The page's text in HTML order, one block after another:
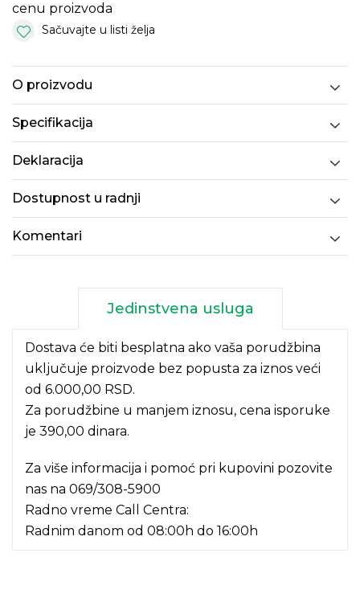
cenu proizvoda
Sačuvajte u listi želja
O proizvodu
Specifikacija
Deklaracija
Dostupnost u radnji
Komentari
Jedinstvena usluga
Dostava će biti besplatna ako vaša porudžbina
uključuje proizvode bez popusta za iznos veći
od 6.000,00 RSD.
Za porudžbine u manjem iznosu, cena isporuke
je 390,00 dinara.
Za više informacija i pomoć pri kupovini pozovite
nas na 069/308-5900
Radno vreme Call Centra:
Radnim danom od 08:00h do 16:00h